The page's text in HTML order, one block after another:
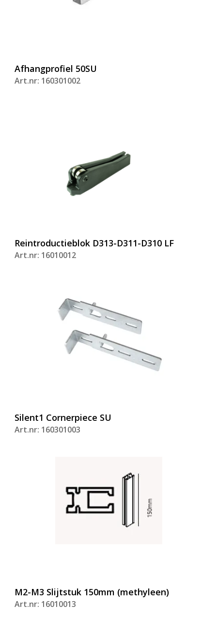
Afhangprofiel 50SU
Art.nr: 160301002
Reintroductieblok D313-D311-D310 LF
Art.nr: 16010012
Silent1 Cornerpiece SU
Art.nr: 160301003
M2-M3 Slijtstuk 150mm (methyleen)
Art.nr: 16010013